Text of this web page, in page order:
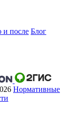
и после Блог
Нормативные